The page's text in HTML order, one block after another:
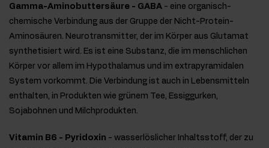
Gamma-Aminobuttersäure - GABA - eine organisch-
chemische Verbindung aus der Gruppe der Nicht-Protein-
Aminosäuren. Neurotransmitter, der im Körper aus Glutamat
synthetisiert wird. Es ist eine Substanz, die im menschlichen
Körper vor allem im Hypothalamus und im extrapyramidalen
System vorkommt. Die Verbindung ist auch in Lebensmitteln
enthalten, in Produkten wie grünem Tee, Essiggurken,
Sojabohnen und Milchprodukten.
Vitamin B6 - Pyridoxin - wasserlöslicher Inhaltsstoff, der zu